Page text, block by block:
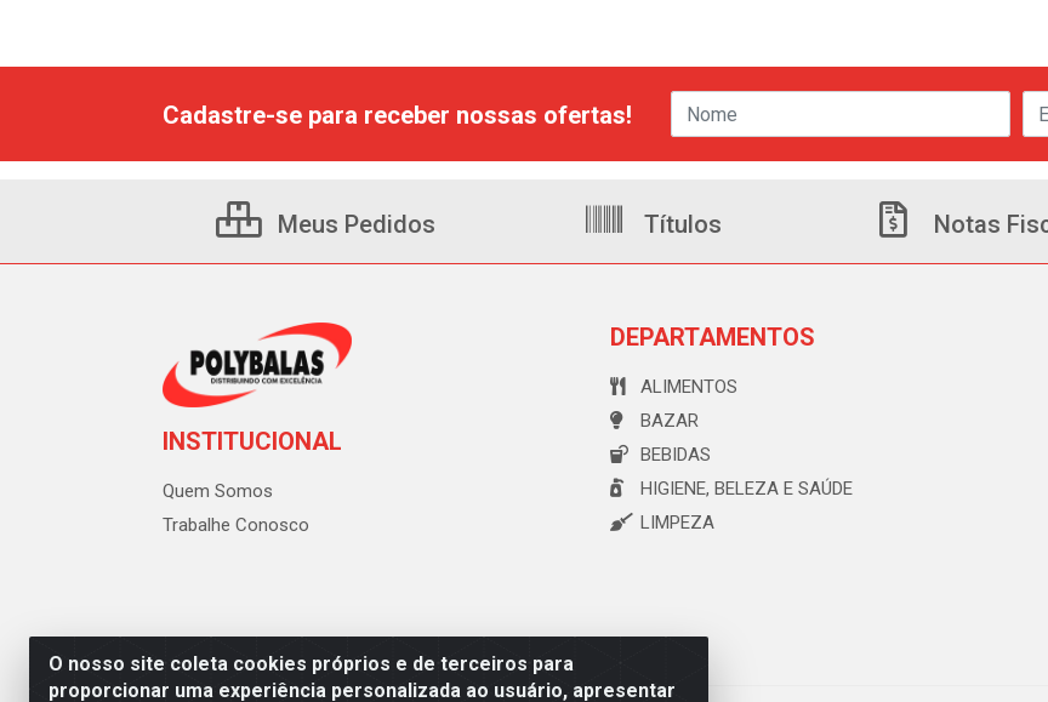
O nosso site coleta cookies próprios e de terceiros para
proporcionar uma experiência personalizada ao usuário, apresentar
Cadastre-se para receber nossas ofertas!
Meus Pedidos Títulos Notas
INSTITUCIONAL
Quem Somos
Trabalhe Conosco
DEPARTAMENTOS
ALIMENTOS
BAZAR
BEBIDAS
HIGIENE, BELEZA E SAÚDE
LIMPEZA